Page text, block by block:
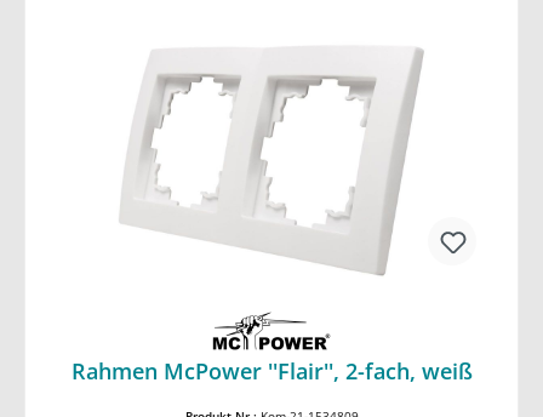
Rahmen McPower ''Flair'', 2-fach, weiß
In den Warenkorb